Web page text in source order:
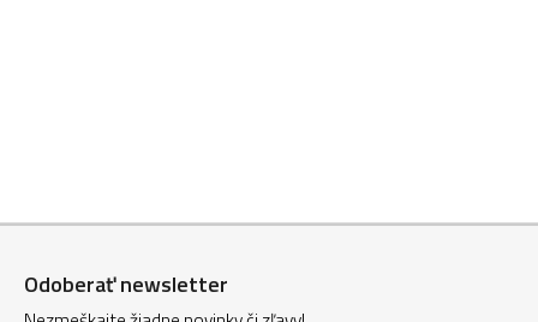
Z
Odoberať newsletter